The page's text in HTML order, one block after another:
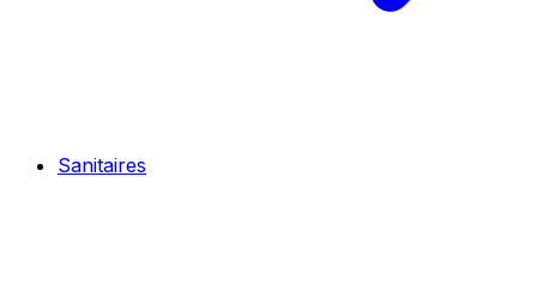
Sanitaires